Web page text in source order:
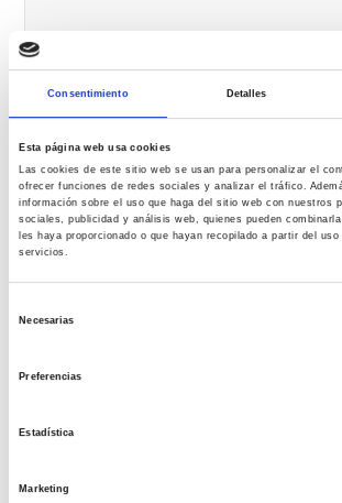
Consentimiento Detalles
Esta página web usa cookies
Las cookies de este sitio web se usan para personalizar el
ofrecer funciones de redes sociales y analizar el tráfico.
información sobre el uso que haga del sitio web con nuestros
sociales, publicidad y análisis web, quienes pueden
les haya proporcionado o que hayan recopilado a partir del
servicios.
Necesarias
Preferencias
Estadística
Marketing
Nombre
Correo electrónico
Web
Guarda mi nombre, correo electrónico y web en